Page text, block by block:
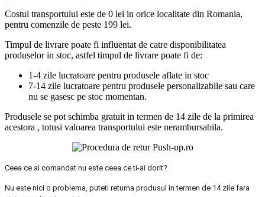
Costul transportului este de 0 lei in orice localitate din Romania,
pentru comenzile de peste 199 lei.
Timpul de livrare poate fi influentat de catre disponibilitatea
produselor in stoc, astfel timpul de livrare poate fi de:
1-4 zile lucratoare pentru produsele aflate in stoc
7-14 zile lucratoare pentru produsele personalizabile sau care
nu se gasesc pe stoc momentan.
Produsele se pot schimba gratuit in termen de 14 zile de la primirea
acestora , totusi valoarea transportului este nerambursabila.
Ceea ce ai comandat nu este ceea ce ti-ai dorit?
Nu este nici o problema, puteti returna produsul in termen de 14 zile fara